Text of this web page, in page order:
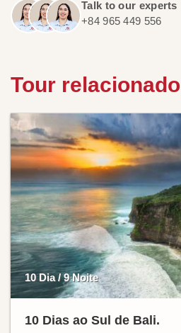
Talk to our experts
+84 965 449 556
Tour relacionado
10 Dia / 9 Noite
10 Dias ao Sul de Bali.